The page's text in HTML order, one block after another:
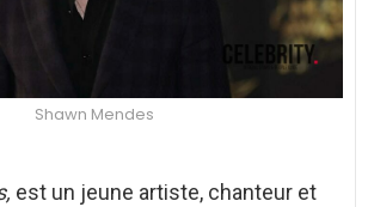
Shawn Mendes
, est un jeune artiste, chanteur et